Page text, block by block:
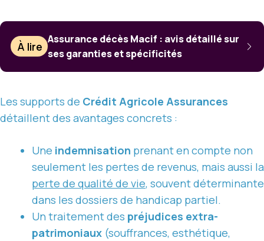
À lire
Assurance décès Macif : avis détaillé sur
ses garanties et spécificités
Les supports de Crédit Agricole Assurances
détaillent des avantages concrets :
Une indemnisation prenant en compte non
seulement les pertes de revenus, mais aussi la
perte de qualité de vie, souvent déterminante
dans les dossiers de handicap partiel.
Un traitement des préjudices extra-
patrimoniaux (souffrances, esthétique,